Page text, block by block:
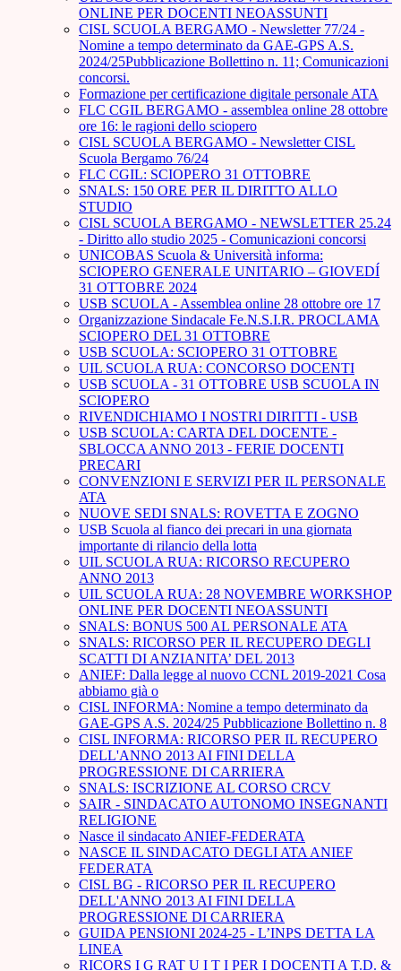
ONLINE PER DOCENTI NEOASSUNTI
CISL SCUOLA BERGAMO - Newsletter 77/24 -
Nomine a tempo determinato da GAE-GPS A.S.
2024/25Pubblicazione Bollettino n. 11; Comunicazioni
concorsi.
Formazione per certificazione digitale personale ATA
FLC CGIL BERGAMO - assemblea online 28 ottobre
ore 16: le ragioni dello sciopero
CISL SCUOLA BERGAMO - Newsletter CISL
Scuola Bergamo 76/24
FLC CGIL: SCIOPERO 31 OTTOBRE
SNALS: 150 ORE PER IL DIRITTO ALLO
STUDIO
CISL SCUOLA BERGAMO - NEWSLETTER 25.24
- Diritto allo studio 2025 - Comunicazioni concorsi
UNICOBAS Scuola & Università informa:
SCIOPERO GENERALE UNITARIO – GIOVEDÍ
31 OTTOBRE 2024
USB SCUOLA - Assemblea online 28 ottobre ore 17
Organizzazione Sindacale Fe.N.S.I.R. PROCLAMA
SCIOPERO DEL 31 OTTOBRE
USB SCUOLA: SCIOPERO 31 OTTOBRE
UIL SCUOLA RUA: CONCORSO DOCENTI
USB SCUOLA - 31 OTTOBRE USB SCUOLA IN
SCIOPERO
RIVENDICHIAMO I NOSTRI DIRITTI - USB
USB SCUOLA: CARTA DEL DOCENTE -
SBLOCCA ANNO 2013 - FERIE DOCENTI
PRECARI
CONVENZIONI E SERVIZI PER IL PERSONALE
ATA
NUOVE SEDI SNALS: ROVETTA E ZOGNO
USB Scuola al fianco dei precari in una giornata
importante di rilancio della lotta
UIL SCUOLA RUA: RICORSO RECUPERO
ANNO 2013
UIL SCUOLA RUA: 28 NOVEMBRE WORKSHOP
ONLINE PER DOCENTI NEOASSUNTI
SNALS: BONUS 500 AL PERSONALE ATA
SNALS: RICORSO PER IL RECUPERO DEGLI
SCATTI DI ANZIANITA’ DEL 2013
ANIEF: Dalla legge al nuovo CCNL 2019-2021 Cosa
abbiamo già o
CISL INFORMA: Nomine a tempo determinato da
GAE-GPS A.S. 2024/25 Pubblicazione Bollettino n. 8
CISL INFORMA: RICORSO PER IL RECUPERO
DELL'ANNO 2013 AI FINI DELLA
PROGRESSIONE DI CARRIERA
SNALS: ISCRIZIONE AL CORSO CRCV
SAIR - SINDACATO AUTONOMO INSEGNANTI
RELIGIONE
Nasce il sindacato ANIEF-FEDERATA
NASCE IL SINDACATO DEGLI ATA ANIEF
FEDERATA
CISL BG - RICORSO PER IL RECUPERO
DELL'ANNO 2013 AI FINI DELLA
PROGRESSIONE DI CARRIERA
GUIDA PENSIONI 2024-25 - L’INPS DETTA LA
LINEA
RICORS I G RAT U I T I PER I DOCENTI A T.D. &